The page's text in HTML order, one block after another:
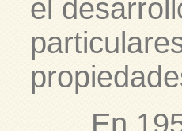
el
En 1959